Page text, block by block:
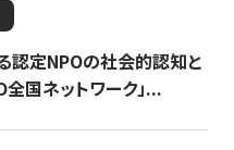
認定NPOの社会的認知と
国ネットワーク」...